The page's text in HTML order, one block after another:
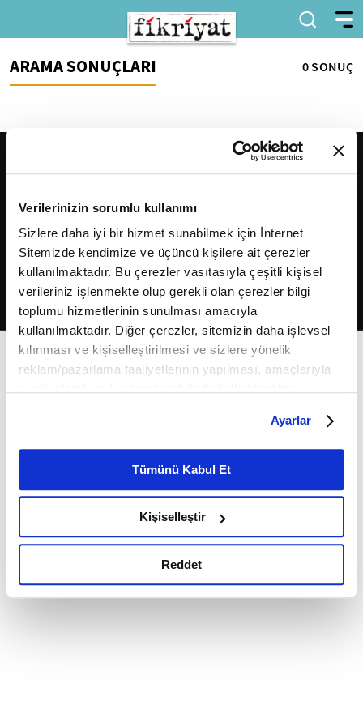
Verilerinizin sorumlu kullanımı
Sizlere daha iyi bir hizmet sunabilmek için İnternet
Sitemizde kendimize ve üçüncü kişilere ait çerezler
kullanılmaktadır. Bu çerezler vasıtasıyla çeşitli kişisel
verileriniz işlenmekte olup gerekli olan çerezler bilgi
toplumu hizmetlerinin sunulması amacıyla
kullanılmaktadır. Diğer çerezler, sitemizin daha işlevsel
kılınması ve kişiselleştirilmesi ve sizlere yönelik
reklam/pazarlama faaliyetlerinin yapılması, amaçlarıyla
belirleyebilirsiniz. Çerezlere ilişkin detaylı bilgi için
Ayarlar butonuna tıklayabilir,Çerez Bilgilendirme
Metnimizi ziyaret edebilirsiniz.
6698 sayılı Kişisel Verilerin Korunması Kanunu uyarınca
okumak ve sitemizi ziyaretiniz kapsamında
gerçekleştirilen veri işleme faaliyetleri ile ilgili daha
detaylı bilgi almak için lütfentıklayınız.
Ayarlar
Tümünü Kabul Et
Kişiselleştir
Reddet
ARAMA SONUÇLARI 0 SONUÇ
2026Fikriyat. Tüm hakları saklıdır.